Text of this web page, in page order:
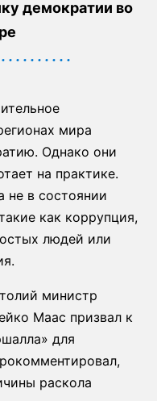
демократии во
мира
Однако они
на практике.
не в состоянии
как коррупция,
людей или
министр
Маас призвал к
для
раскола